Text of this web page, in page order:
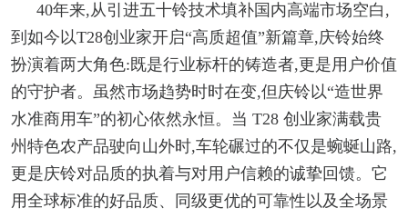
40年来,从引进五十铃技术填补国内高端市场空白,
到如今以T28创业家开启“高质超值”新篇章,庆铃始终
扮演着两大角色:既是行业标杆的铸造者,更是用户价值
的守护者。虽然市场趋势时时在变,但庆铃以“造世界
水准商用车”的初心依然永恒。当 T28 创业家满载贵
州特色农产品驶向山外时,车轮碾过的不仅是蜿蜒山路,
更是庆铃对品质的执着与对用户信赖的诚挚回馈。它
用全球标准的好品质、同级更优的可靠性以及全场景